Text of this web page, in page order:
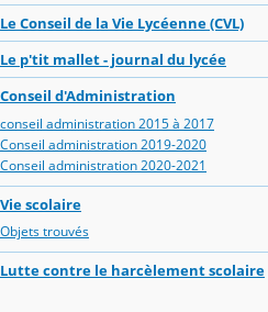
Le Conseil de la Vie Lycéenne (CVL)
Le p'tit mallet - journal du lycée
Conseil d'Administration
conseil administration 2015 à 2017
Conseil administration 2019-2020
Conseil administration 2020-2021
Vie scolaire
Objets trouvés
Lutte contre le harcèlement scolaire